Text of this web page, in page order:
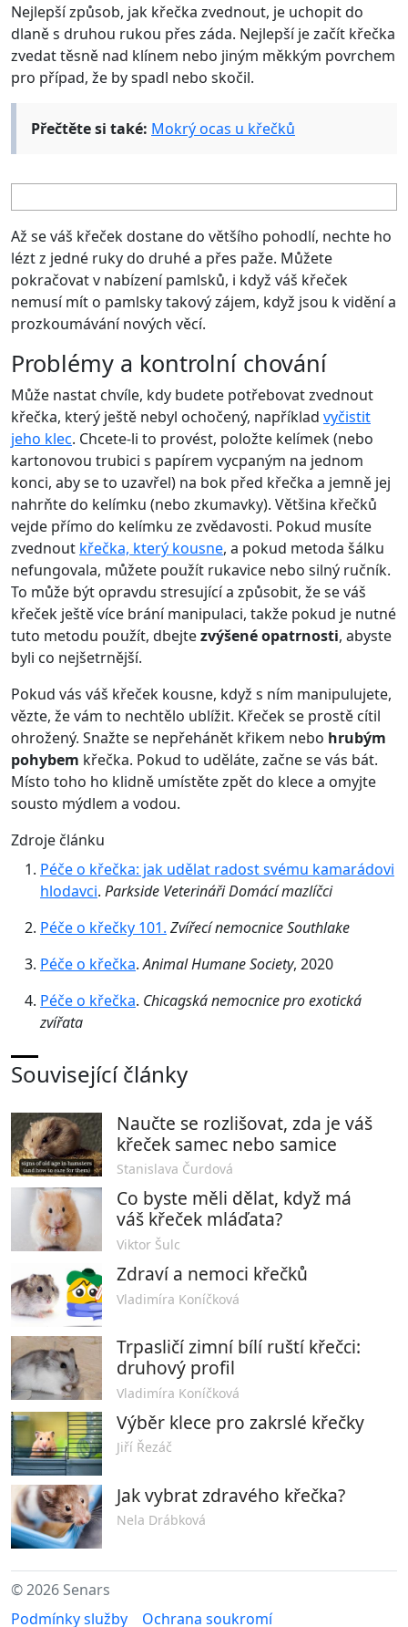
Nejlepší způsob, jak křečka zvednout, je uchopit do
dlaně s druhou rukou přes záda. Nejlepší je začít křečka
zvedat těsně nad klínem nebo jiným měkkým povrchem
pro případ, že by spadl nebo skočil.
Přečtěte si také: Mokrý ocas u křečků
Až se váš křeček dostane do většího pohodlí, nechte ho
lézt z jedné ruky do druhé a přes paže. Můžete
pokračovat v nabízení pamlsků, i když váš křeček
nemusí mít o pamlsky takový zájem, když jsou k vidění a
prozkoumávání nových věcí.
Problémy a kontrolní chování
Může nastat chvíle, kdy budete potřebovat zvednout
křečka, který ještě nebyl ochočený, například vyčistit
jeho klec. Chcete-li to provést, položte kelímek (nebo
kartonovou trubici s papírem vycpaným na jednom
konci, aby se to uzavřel) na bok před křečka a jemně jej
nahrňte do kelímku (nebo zkumavky). Většina křečků
vejde přímo do kelímku ze zvědavosti. Pokud musíte
zvednout křečka, který kousne, a pokud metoda šálku
nefungovala, můžete použít rukavice nebo silný ručník.
To může být opravdu stresující a způsobit, že se váš
křeček ještě více brání manipulaci, takže pokud je nutné
tuto metodu použít, dbejtezvýšené opatrnosti, abyste
byli co nejšetrnější.
Pokud vás váš křeček kousne, když s ním manipulujete,
vězte, že vám to nechtělo ublížit. Křeček se prostě cítil
ohrožený. Snažte se nepřehánět křikem nebo hrubým
pohybem křečka. Pokud to uděláte, začne se vás bát.
Místo toho ho klidně umístěte zpět do klece a omyjte
sousto mýdlem a vodou.
Zdroje článku
Péče o křečka: jak udělat radost svému kamarádovi
hlodavci. Parkside Veterináři Domácí mazlíčci
Péče o křečky 101. Zvířecí nemocnice Southlake
Péče o křečka.Animal Humane Society, 2020
Péče o křečka. Chicagská nemocnice pro exotická
zvířata
Související články
Naučte se rozlišovat, zda je váš
křeček samec nebo samice
Stanislava Čurdová
Co byste měli dělat, když má
váš křeček mláďata?
Viktor Šulc
Zdraví a nemoci křečků
Vladimíra Koníčková
Trpasličí zimní bílí ruští křečci:
druhový profil
Vladimíra Koníčková
Výběr klece pro zakrslé křečky
Jiří Řezáč
Jak vybrat zdravého křečka?
Nela Drábková
© 2026 Senars
Podmínky služby
Ochrana soukromí